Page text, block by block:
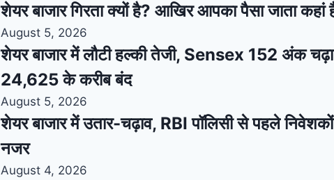
शेयर बाजार गिरता क्यों है? आखिर आपका पैसा जाता कहां
August 5, 2026
शेयर बाजार में लौटी हल्की तेजी, Sensex 152 अंक
24,625 के करीब बंद
August 5, 2026
शेयर बाजार में उतार-चढ़ाव, RBI पॉलिसी से पहले
नजर
August 4, 2026